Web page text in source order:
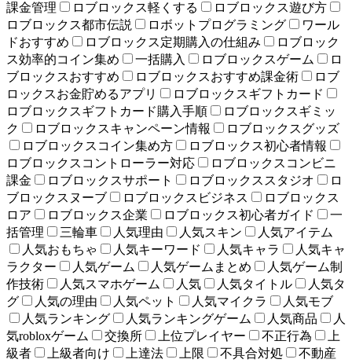
課金管理
ロブロックス軽くする
ロブロックス遊び方
ロブロックス都市伝説
ロボットプログラミング
ワール
ドおすすめ
ロブロックス定期購入の仕組み
ロブロック
ス効率的コイン集め
一括購入 ロブロックスゲーム
ロ
ブロックスおすすめ
ロブロックスおすすめ課金術
ロブ
ロックスお金貯めるアプリ
ロブロックスギフトカード
ロブロックスギフトカード購入手順
ロブロックスギミッ
ク
ロブロックスキャンペーン情報
ロブロックスグッズ
ロブロックスコイン集め方
ロブロックス初心者情報
ロブロックスコントローラー対応
ロブロックスコンビニ
課金
ロブロックスサポート ロブロックススタジオ
ロ
ブロックスヌーブ
ロブロックスビジネス
ロブロックス
ロア
ロブロックス企業 ロブロックス初心者ガイド
一
括管理
三輪車 人気理由 人気スキン
人気アイテム
人気おもちゃ
人気キーワード 人気キャラ
人気キャ
ラクター
人気ゲーム 人気ゲームまとめ
人気ゲーム制
作技術
人気スマホゲーム 人気 人気タイトル
人気タ
グ
人気の理由 人気ペット 人気マイクラ
人気モブ
人気ランキング
人気ランキングゲーム 人気商品
人
気robloxゲーム
交換所 上位プレイヤー 不正行為
上
級者
上級者向け 上達法 上限 不具合対処
不動産